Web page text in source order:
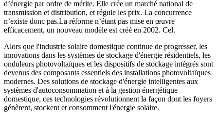
d’énergie par ordre de mérite. Elle crée un marché national de
transmission et distribution, et régule les prix. La concurrence
n’existe donc pas.La réforme n’étant pas mise en œuvre
efficacement, un nouveau modèle est créé en 2002. Cel.
Alors que l'industrie solaire domestique continue de progresser, les
innovations dans les systèmes de stockage d'énergie résidentiels, les
onduleurs photovoltaïques et les dispositifs de stockage intégrés sont
devenus des composants essentiels des installations photovoltaïques
modernes. Des solutions de stockage d'énergie intelligentes aux
systèmes d'autoconsommation et à la gestion énergétique
domestique, ces technologies révolutionnent la façon dont les foyers
génèrent, stockent et consomment l'énergie solaire.